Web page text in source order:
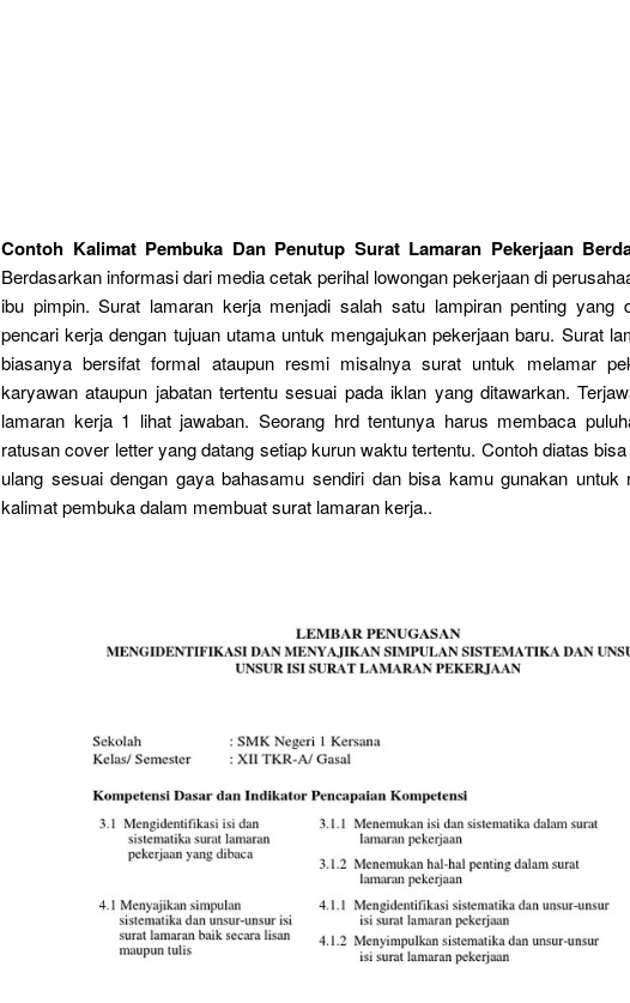
Contoh Kalimat Pembuka Dan Penutup Surat Lamaran Pekerjaan
Berdasarkan informasi dari media cetak perihal lowongan pekerjaan di
ibu pimpin. Surat lamaran kerja menjadi salah satu lampiran penting yang
pencari kerja dengan tujuan utama untuk mengajukan pekerjaan baru. Surat
biasanya bersifat formal ataupun resmi misalnya surat untuk melamar
karyawan ataupun jabatan tertentu sesuai pada iklan yang ditawarkan.
lamaran kerja 1 lihat jawaban. Seorang hrd tentunya harus membaca
ratusan cover letter yang datang setiap kurun waktu tertentu. Contoh diatas
ulang sesuai dengan gaya bahasamu sendiri dan bisa kamu gunakan untuk
kalimat pembuka dalam membuat surat lamaran kerja..